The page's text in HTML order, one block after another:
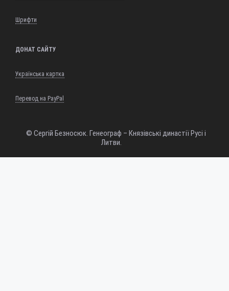
Шрифти
ДОНАТ САЙТУ
Українська картка
Перевод на PayPal
© Сергій Безносюк. Генеограф – Князівські династії Русі і
Литви.